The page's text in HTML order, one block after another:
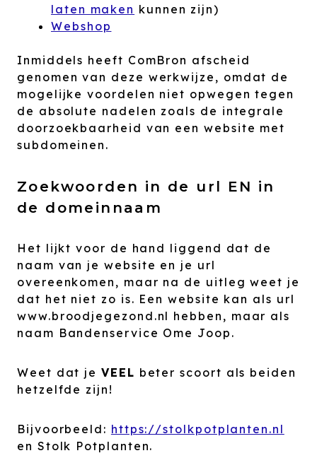
laten maken kunnen zijn)
Webshop
Inmiddels heeft ComBron afscheid
genomen van deze werkwijze, omdat de
mogelijke voordelen niet opwegen tegen
de absolute nadelen zoals de integrale
doorzoekbaarheid van een website met
subdomeinen.
Zoekwoorden in de url EN in
de domeinnaam
Het lijkt voor de hand liggend dat de
naam van je website en je url
overeenkomen, maar na de uitleg weet je
dat het niet zo is. Een website kan als url
www.broodjegezond.nl hebben, maar als
naam Bandenservice Ome Joop.
Weet dat jeVEEL beter scoort als beiden
hetzelfde zijn!
Bijvoorbeeld: https://stolkpotplanten.nl
en Stolk Potplanten.